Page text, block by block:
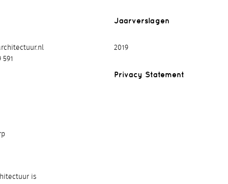
591
is
Jaarverslagen
2019
Privacy Statement